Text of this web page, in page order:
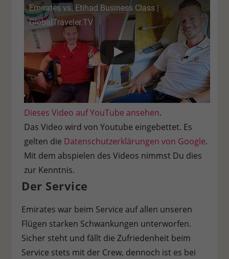
Emirates vs. Etihad Business Class |
GlobalTraveler.TV
Dieses Video auf YouTube ansehen.
Das Video wird von Youtube eingebettet. Es
gelten die Datenschutzerklärungen von Google.
Mit dem abspielen des Videos nimmst Du dies
zur Kenntnis.
Der Service
Emirates war beim Service auf allen unseren
Flügen starken Schwankungen unterworfen.
Sicher steht und fällt die Zufriedenheit beim
Service stets mit der Crew, dennoch ist es bei